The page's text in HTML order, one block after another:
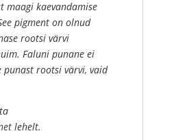
maagi kaevandamise
pigment on olnud
rootsi värvi
Faluni punane ei
punast rootsi värvi, vaid
lehelt.